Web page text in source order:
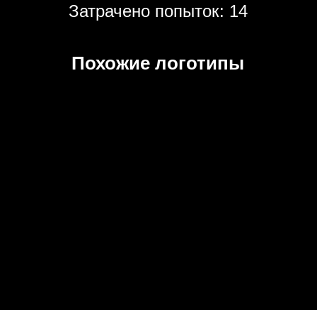
Затрачено попыток: 14
Похожие логотипы